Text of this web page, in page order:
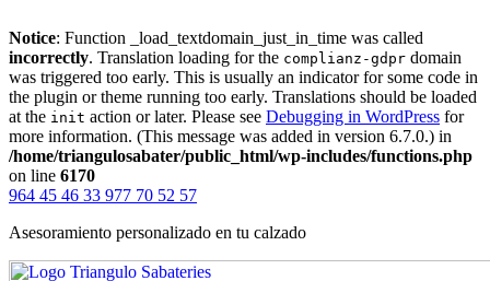
Notice: Function _load_textdomain_just_in_time was called
incorrectly. Translation loading for the complianz-gdpr domain
was triggered too early. This is usually an indicator for some code in
the plugin or theme running too early. Translations should be loaded
at the init action or later. Please see Debugging in WordPress for
more information. (This message was added in version 6.7.0.) in
/home/triangulosabater/public_html/wp-includes/functions.php
on line 6170
964 45 46 33 977 70 52 57
Asesoramiento personalizado en tu calzado